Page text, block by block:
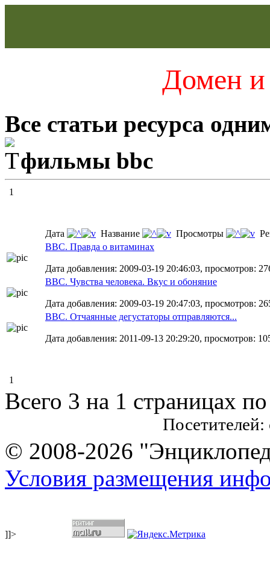
Домен и
Все статьи ресурса
фильмы bbc
1
Дата Название Просмотры
BBC. Правда о витаминах
Дата добавления: 2009-03-19 20:46:03, просмотров:
BBC. Чувства человека. Вкус и обоняние
Дата добавления: 2009-03-19 20:47:03, просмотров:
BBC. Отчаянные дегустаторы отправляются...
Дата добавления: 2011-09-13 20:29:20, просмотров:
1
Всего 3 на 1 страницах
Посетителей:
© 2008-2026
Условия размещения
]]>